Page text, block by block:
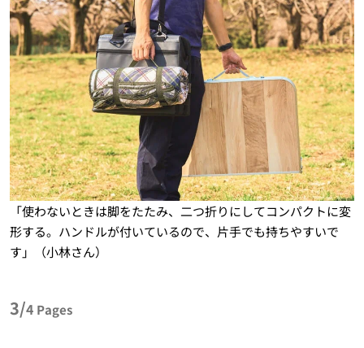
「使わないときは脚をたたみ、二つ折りにしてコンパクトに変
形する。ハンドルが付いているので、片手でも持ちやすいで
す」（小林さん）
3/4 Pages